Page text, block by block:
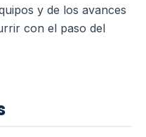
y de los avances
con el paso del